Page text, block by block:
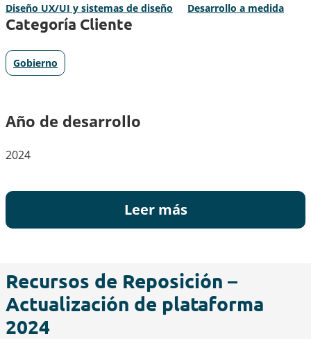
Diseño UX/UI y sistemas de diseño Desarrollo a medida
Categoría Cliente
Gobierno
Año de desarrollo
2024
Leer más
Recursos de Reposición –
Actualización de plataforma
2024